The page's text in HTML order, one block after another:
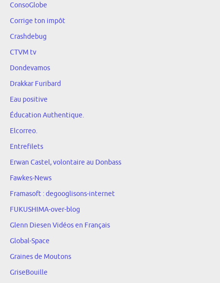
ConsoGlobe
Corrige ton impôt
Crashdebug
CTVM tv
Dondevamos
Drakkar Furibard
Eau positive
Éducation Authentique.
Elcorreo.
Entrefilets
Erwan Castel, volontaire au Donbass
Fawkes-News
Framasoft : degooglisons-internet
FUKUSHIMA-over-blog
Glenn Diesen Vidéos en Français
Global-Space
Graines de Moutons
GriseBouille